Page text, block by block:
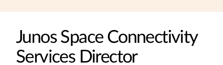
Junos Space Connectivity
Services Director